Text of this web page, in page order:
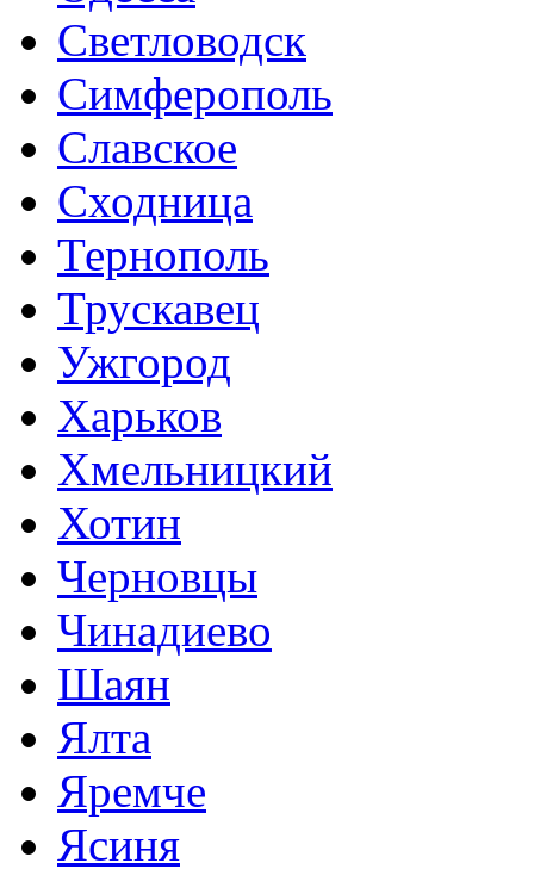
Светловодск
Симферополь
Славское
Сходница
Тернополь
Трускавец
Ужгород
Харьков
Хмельницкий
Хотин
Черновцы
Чинадиево
Шаян
Ялта
Яремче
Ясиня